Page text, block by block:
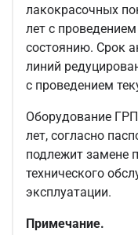
лакокрасочных
лет с
состоянию. Срок
линий
с проведением
Оборудование
лет, согласно
подлежит замене
технического
эксплуатации.
Примечание.